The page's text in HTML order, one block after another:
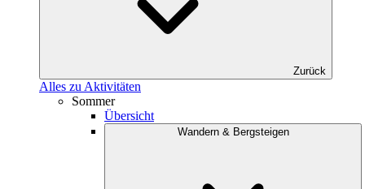
Zurück
Alles zu Aktivitäten
Sommer
Übersicht
Wandern & Bergsteigen